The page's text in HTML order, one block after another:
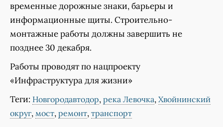
временные дорожные знаки, барьеры и
информационные щиты. Строительно-
монтажные работы должны завершить не
позднее 30 декабря.
Работы проводят по нацпроекту
«Инфраструктура для жизни»
Теги: Новгородавтодор, река Левочка, Хвойнинский
округ, мост, ремонт, транспорт